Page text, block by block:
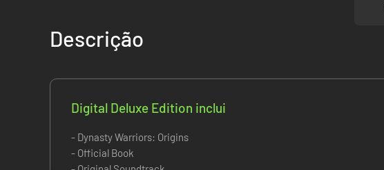
Descrição
Digital Deluxe Edition inclui
- Dynasty Warriors: Origins
- Official Book